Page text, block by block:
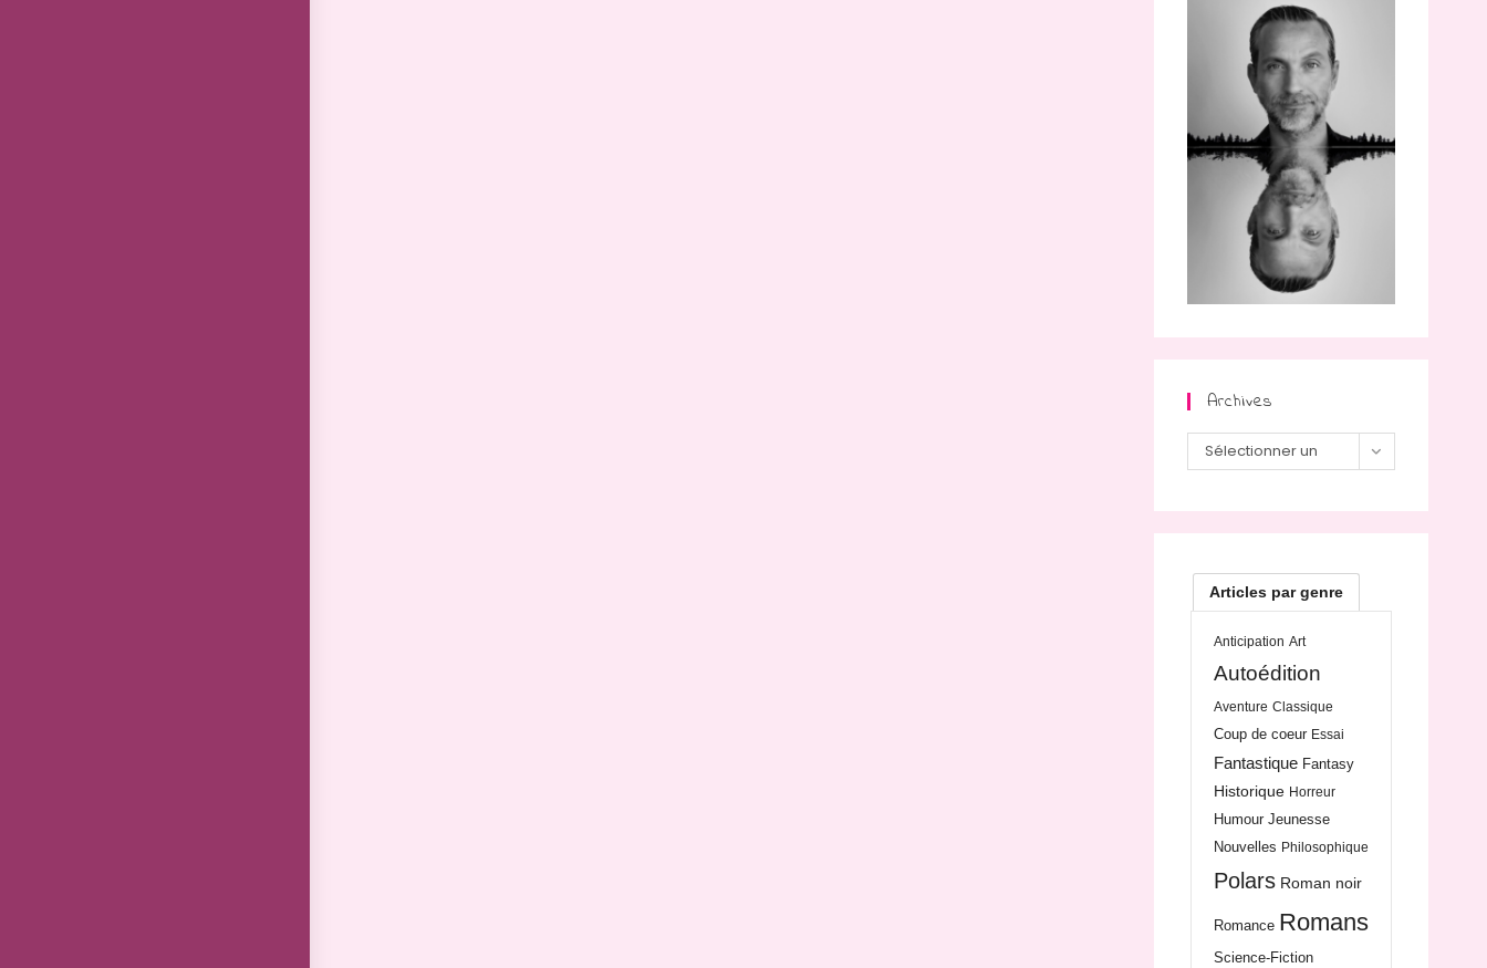
Archives
Archives
Sélectionner un
Articles par genre
Anticipation Art
Autoédition
Aventure Classique
Coup de coeur Essai
Fantastique Fantasy
Historique Horreur
Humour Jeunesse
Nouvelles Philosophique
Polars Roman noir
Romance Romans
Science-Fiction